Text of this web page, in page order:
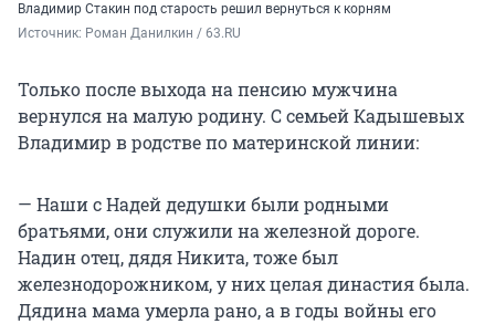
Владимир Стакин под старость решил вернуться к корням
Источник: Роман Данилкин / 63.RU
Только после выхода на пенсию мужчина
вернулся на малую родину. С семьей Кадышевых
Владимир в родстве по материнской линии:
— Наши с Надей дедушки были родными
братьями, они служили на железной дороге.
Надин отец, дядя Никита, тоже был
железнодорожником, у них целая династия была.
Дядина мама умерла рано, а в годы войны его